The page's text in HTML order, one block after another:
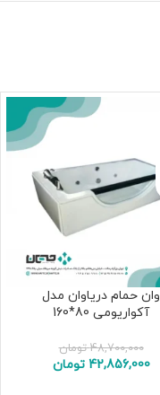
وان حمام دریا‌وان مدل
آکواریومی 80*160
48,700,000 تومان
42,856,000 تومان